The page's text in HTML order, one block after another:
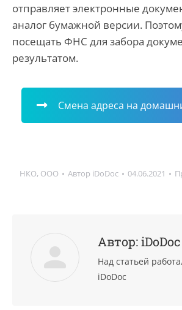
отправляет электронные
аналог бумажной версии.
посещать ФНС для забора
результатом.
Смена адреса на
НКО, ООО Автор iDoDoc 04.06.2021
Автор:iDoDoc
Над статьей
iDoDoc